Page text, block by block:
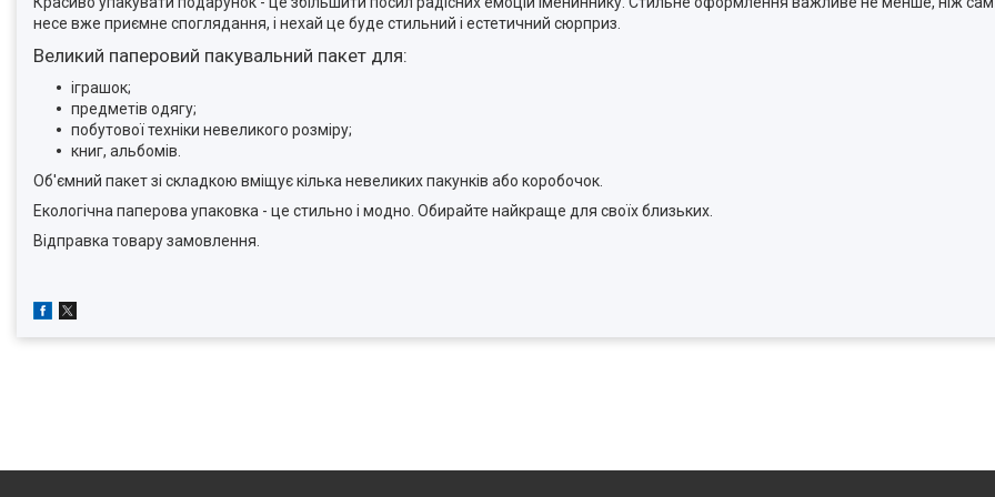
несе вже приємне споглядання, і нехай це буде стильний і естетичний сюрприз.
Великий паперовий пакувальний пакет для:
іграшок;
предметів одягу;
побутової техніки невеликого розміру;
книг, альбомів.
Об'ємний пакет зі складкою вміщує кілька невеликих пакунків або коробочок.
Екологічна паперова упаковка - це стильно і модно. Обирайте найкраще для своїх близьких.
Відправка товару замовлення.